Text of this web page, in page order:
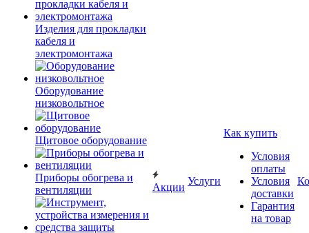
Изделия для прокладки
кабеля и
электромонтажа
Оборудование
низковольтное
Щитовое оборудование
Приборы обогрева и
вентиляции
Акции
Услуги
Как купить
Условия
оплаты
Условия
доставки
Гарантия
на товар